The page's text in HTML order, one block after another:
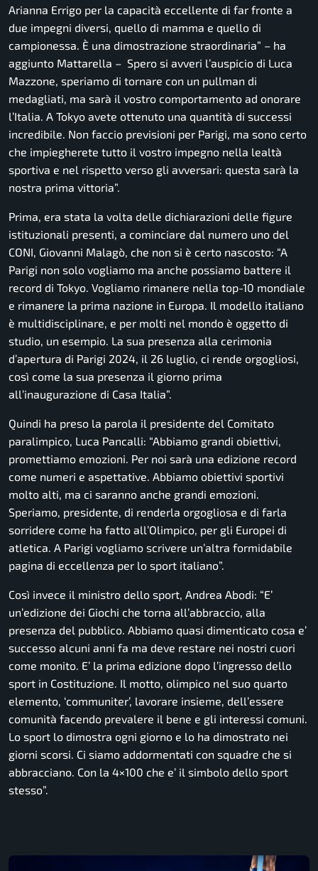
Arianna Errigo per la capacità eccellente di far fronte a
due impegni diversi, quello di mamma e quello di
campionessa. È una dimostrazione straordinaria” – ha
aggiunto Mattarella – Spero si avveri l’auspicio di Luca
Mazzone, speriamo di tornare con un pullman di
medagliati, ma sarà il vostro comportamento ad onorare
l’Italia. A Tokyo avete ottenuto una quantità di successi
incredibile. Non faccio previsioni per Parigi, ma sono certo
che impiegherete tutto il vostro impegno nella lealtà
sportiva e nel rispetto verso gli avversari: questa sarà la
nostra prima vittoria”.
Prima, era stata la volta delle dichiarazioni delle figure
istituzionali presenti, a cominciare dal numero uno del
CONI, Giovanni Malagò, che non si è certo nascosto: “A
Parigi non solo vogliamo ma anche possiamo battere il
record di Tokyo. Vogliamo rimanere nella top-10 mondiale
e rimanere la prima nazione in Europa. Il modello italiano
è multidisciplinare, e per molti nel mondo è oggetto di
studio, un esempio. La sua presenza alla cerimonia
d’apertura di Parigi 2024, il 26 luglio, ci rende orgogliosi,
così come la sua presenza il giorno prima
all’inaugurazione di Casa Italia”.
Quindi ha preso la parola il presidente del Comitato
paralimpico, Luca Pancalli: “Abbiamo grandi obiettivi,
promettiamo emozioni. Per noi sarà una edizione record
come numeri e aspettative. Abbiamo obiettivi sportivi
molto alti, ma ci saranno anche grandi emozioni.
Speriamo, presidente, di renderla orgogliosa e di farla
sorridere come ha fatto all’Olimpico, per gli Europei di
atletica. A Parigi vogliamo scrivere un’altra formidabile
pagina di eccellenza per lo sport italiano”.
Così invece il ministro dello sport, Andrea Abodi: “E’
un’edizione dei Giochi che torna all’abbraccio, alla
presenza del pubblico. Abbiamo quasi dimenticato cosa e’
successo alcuni anni fa ma deve restare nei nostri cuori
come monito. E’ la prima edizione dopo l’ingresso dello
sport in Costituzione. Il motto, olimpico nel suo quarto
elemento, ‘communiter’, lavorare insieme, dell’essere
comunità facendo prevalere il bene e gli interessi comuni.
Lo sport lo dimostra ogni giorno e lo ha dimostrato nei
giorni scorsi. Ci siamo addormentati con squadre che si
abbracciano. Con la 4×100 che e’ il simbolo dello sport
stesso”.